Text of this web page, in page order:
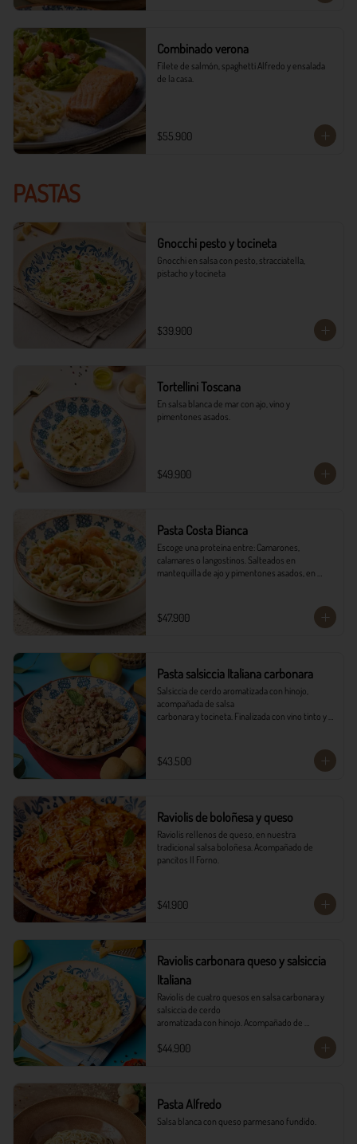
Combinado verona
Filete de salmón, spaghetti Alfredo y ensalada
de la casa.
$55.900
PASTAS
Gnocchi pesto y tocineta
Gnocchi en salsa con pesto, stracciatella,
pistacho y tocineta
$39.900
Tortellini Toscana
En salsa blanca de mar con ajo, vino y
pimentones asados.
$49.900
Pasta Costa Bianca
Escoge una proteína entre: Camarones,
calamares o langostinos. Salteados en
mantequilla de ajo y pimentones asados, en
$47.900
Pasta salsiccia Italiana carbonara
Salsiccia de cerdo aromatizada con hinojo,
acompañada de salsa
carbonara y tocineta. Finalizada con vino tinto y
$43.500
Raviolis de boloñesa y queso
Raviolis rellenos de queso, en nuestra
tradicional salsa boloñesa. Acompañado de
pancitos Il Forno.
$41.900
Raviolis carbonara queso y salsiccia
Italiana
Raviolis de cuatro quesos en salsa carbonara y
salsiccia de cerdo
aromatizada con hinojo. Acompañado de
fresca y pancitos il forno.
$44.900
Pasta Alfredo
Salsa blanca con queso parmesano fundido.